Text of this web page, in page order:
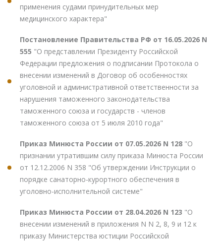
применения судами принудительных мер
медицинского характера"
Постановление Правительства РФ от 16.05.2026 N
555 "О представлении Президенту Российской
Федерации предложения о подписании Протокола о
внесении изменений в Договор об особенностях
уголовной и административной ответственности за
нарушения таможенного законодательства
таможенного союза и государств - членов
таможенного союза от 5 июля 2010 года"
Приказ Минюста России от 07.05.2026 N 128 "О
признании утратившим силу приказа Минюста России
от 12.12.2006 N 358 "Об утверждении Инструкции о
порядке санаторно-курортного обеспечения в
уголовно-исполнительной системе"
Приказ Минюста России от 28.04.2026 N 123 "О
внесении изменений в приложения N N 2, 8, 9 и 12 к
приказу Министерства юстиции Российской